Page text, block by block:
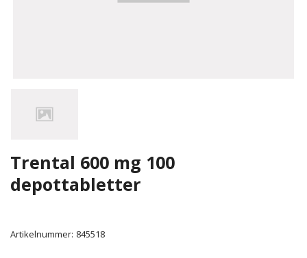
Trental 600 mg 100
depottabletter
Artikelnummer: 845518